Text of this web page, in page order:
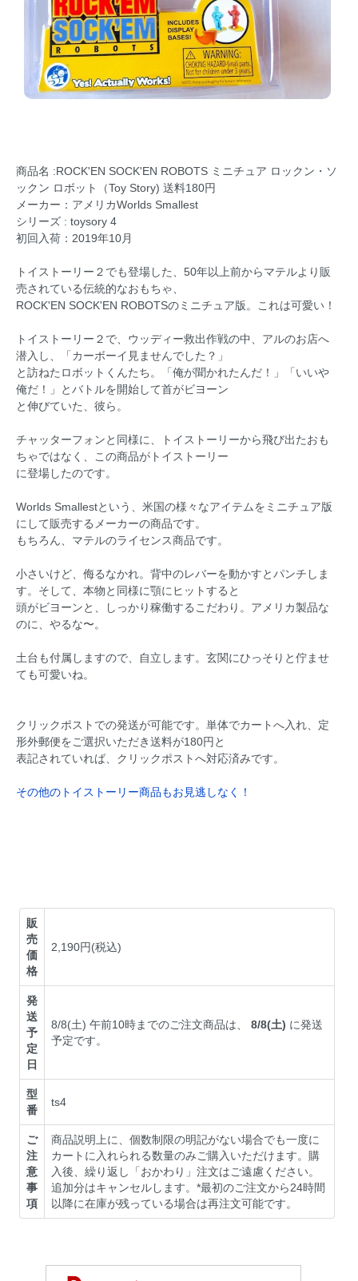
商品名 :ROCK'EN SOCK'EN ROBOTS ミニチュア ロックン・ソ
ックン ロボット（Toy Story) 送料180円
メーカー：アメリカWorlds Smallest
シリーズ : toysory 4
初回入荷：2019年10月
トイストーリー２でも登場した、50年以上前からマテルより販
売されている伝統的なおもちゃ、
ROCK'EN SOCK'EN ROBOTSのミニチュア版。これは可愛い！
トイストーリー２で、ウッディー救出作戦の中、アルのお店へ
潜入し、「カーボーイ見ませんでした？」
と訪ねたロボットくんたち。「俺が聞かれたんだ！」「いいや
俺だ！」とバトルを開始して首がビヨーン
と伸びていた、彼ら。
チャッターフォンと同様に、トイストーリーから飛び出たおも
ちゃではなく、この商品がトイストーリー
に登場したのです。
Worlds Smallestという、米国の様々なアイテムをミニチュア版
にして販売するメーカーの商品です。
もちろん、マテルのライセンス商品です。
小さいけど、侮るなかれ。背中のレバーを動かすとパンチしま
す。そして、本物と同様に顎にヒットすると
頭がビヨーンと、しっかり稼働するこだわり。アメリカ製品な
のに、やるな〜。
土台も付属しますので、自立します。玄関にひっそりと佇ませ
ても可愛いね。
クリックポストでの発送が可能です。単体でカートへ入れ、定
形外郵便をご選択いただき送料が180円と
表記されていれば、クリックポストへ対応済みです。
その他のトイストーリー商品もお見逃しなく！
販
売
価
格
2,190円(税込)
発
送
予
定
日
8/8(土) 午前10時までのご注文商品は、8/8(土) に発送
予定です。
型
番
ts4
ご
注
意
事
項
商品説明上に、個数制限の明記がない場合でも一度に
カートに入れられる数量のみご購入いただけます。購
入後、繰り返し「おかわり」注文はご遠慮ください。
追加分はキャンセルします。*最初のご注文から24時間
以降に在庫が残っている場合は再注文可能です。